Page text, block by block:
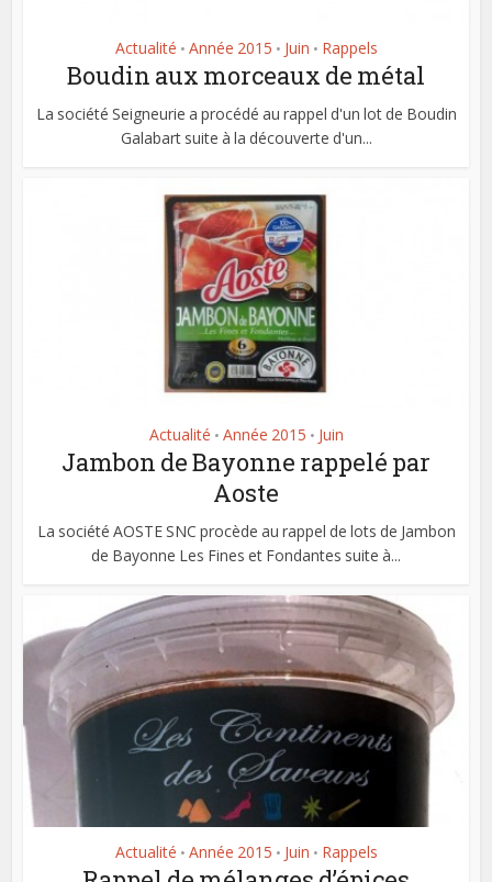
Actualité • Année 2015 • Juin • Rappels
Boudin aux morceaux de métal
La société Seigneurie a procédé au rappel d'un lot de Boudin
Galabart suite à la découverte d'un...
Actualité • Année 2015 • Juin
Jambon de Bayonne rappelé par
Aoste
La société AOSTE SNC procède au rappel de lots de Jambon
de Bayonne Les Fines et Fondantes suite à...
Actualité • Année 2015 • Juin • Rappels